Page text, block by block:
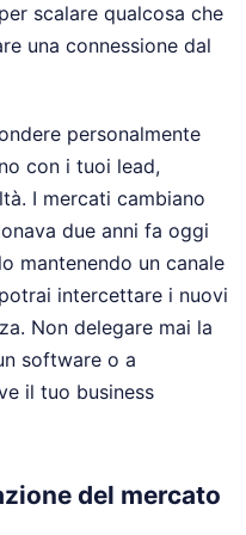
scalare qualcosa che
una connessione dal
personalmente
con i tuoi lead,
I mercati cambiano
due anni fa oggi
mantenendo un canale
intercettare i nuovi
Non delegare mai la
software o a
il tuo business
del mercato